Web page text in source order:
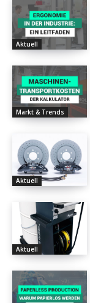
Aktuell
Markt & Trends
Aktuell
Aktuell